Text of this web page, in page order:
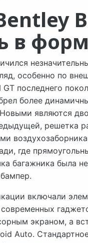
в
особенно по
последнего
более
являются
решетка
где
багажника была
включали
экраном, а
Auto.